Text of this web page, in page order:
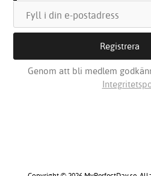
Genom att bli medlem